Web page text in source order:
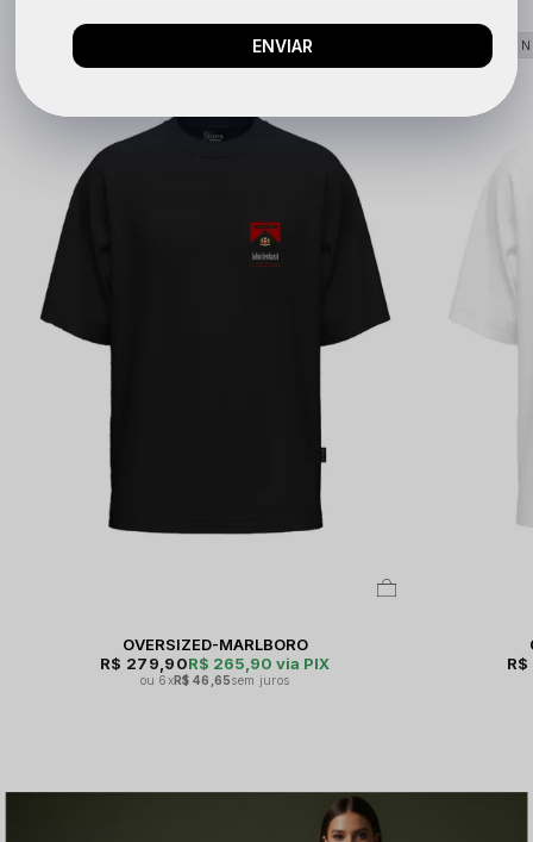
OVERSIZED-MARLBORO
R$ 265,90 via PIX
R$ 279,90
6xR$ 46,65sem juros
ENVIAR